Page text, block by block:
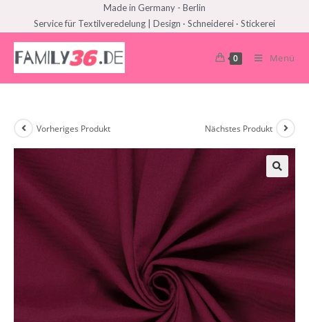
Made in Germany - Berlin
Service für Textilveredelung | Design · Schneiderei · Stickerei
0 Menü
Vorheriges Produkt Nächstes Produkt